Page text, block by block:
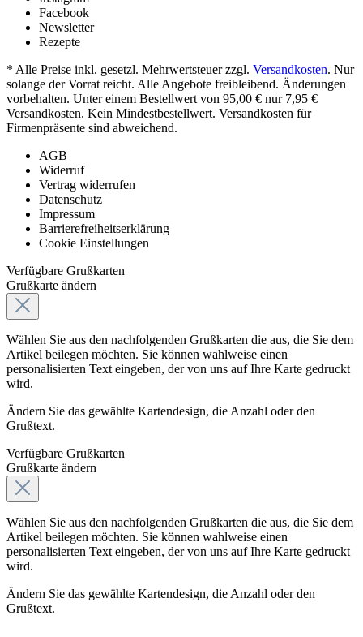
Facebook
Newsletter
Rezepte
* Alle Preise inkl. gesetzl. Mehrwertsteuer zzgl. Versandkosten. Nur
solange der Vorrat reicht. Alle Angebote freibleibend. Änderungen
vorbehalten. Unter einem Bestellwert von 95,00 € nur 7,95 €
Versandkosten. Kein Mindestbestellwert. Versandkosten für
Firmenpräsente sind abweichend.
AGB
Widerruf
Vertrag widerrufen
Datenschutz
Impressum
Barrierefreiheitserklärung
Cookie Einstellungen
Verfügbare Grußkarten
Grußkarte ändern
Wählen Sie aus den nachfolgenden Grußkarten die aus, die Sie dem
Artikel beilegen möchten. Sie können wahlweise einen
personalisierten Text eingeben, der von uns auf Ihre Karte gedruckt
wird.
Ändern Sie das gewählte Kartendesign, die Anzahl oder den
Grußtext.
Verfügbare Grußkarten
Grußkarte ändern
Wählen Sie aus den nachfolgenden Grußkarten die aus, die Sie dem
Artikel beilegen möchten. Sie können wahlweise einen
personalisierten Text eingeben, der von uns auf Ihre Karte gedruckt
wird.
Ändern Sie das gewählte Kartendesign, die Anzahl oder den
Grußtext.